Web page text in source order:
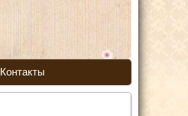
Контакты